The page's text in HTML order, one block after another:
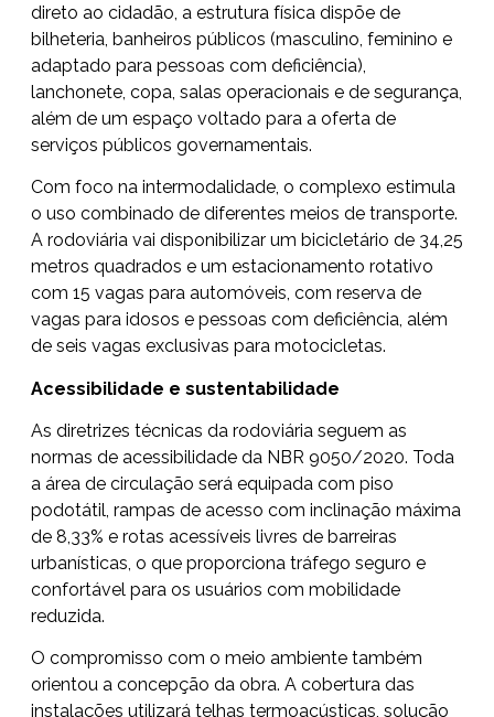
direto ao cidadão, a estrutura física dispõe de
bilheteria, banheiros públicos (masculino, feminino e
adaptado para pessoas com deficiência),
lanchonete, copa, salas operacionais e de segurança,
além de um espaço voltado para a oferta de
serviços públicos governamentais.
Com foco na intermodalidade, o complexo estimula
o uso combinado de diferentes meios de transporte.
A rodoviária vai disponibilizar um bicicletário de 34,25
metros quadrados e um estacionamento rotativo
com 15 vagas para automóveis, com reserva de
vagas para idosos e pessoas com deficiência, além
de seis vagas exclusivas para motocicletas.
Acessibilidade e sustentabilidade
As diretrizes técnicas da rodoviária seguem as
normas de acessibilidade da NBR 9050/2020. Toda
a área de circulação será equipada com piso
podotátil, rampas de acesso com inclinação máxima
de 8,33% e rotas acessíveis livres de barreiras
urbanísticas, o que proporciona tráfego seguro e
confortável para os usuários com mobilidade
reduzida.
O compromisso com o meio ambiente também
orientou a concepção da obra. A cobertura das
instalações utilizará telhas termoacústicas, solução